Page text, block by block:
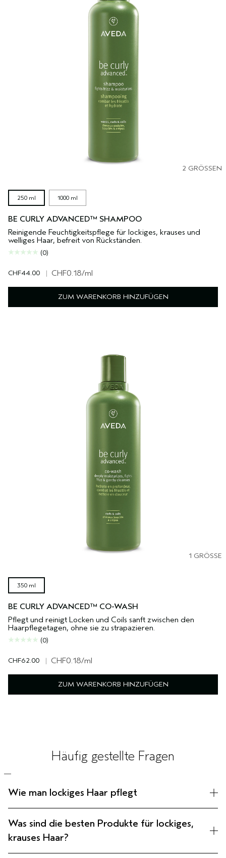
2 GRÖSSEN
250 ml 1000 ml
BE CURLY ADVANCED™ SHAMPOO
Reinigende Feuchtigkeitspflege für lockiges, krauses und
welliges Haar, befreit von Rückständen.
(0)
CHF44.00 | CHF0.18/ml
ZUM WARENKORB HINZUFÜGEN
1 GRÖSSE
350 ml
BE CURLY ADVANCED™ CO-WASH
Pflegt und reinigt Locken und Coils sanft zwischen den
Haarpflegetagen, ohne sie zu strapazieren.
(0)
CHF62.00 | CHF0.18/ml
ZUM WARENKORB HINZUFÜGEN
Häufig gestellte Fragen
Wie man lockiges Haar pflegt
Was sind die besten Produkte für lockiges,
krauses Haar?